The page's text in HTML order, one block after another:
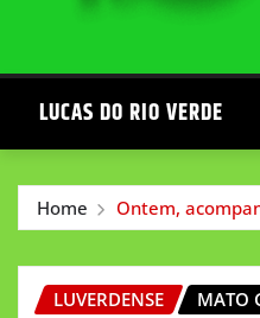
LUCAS DO RIO VERDE
Home Ontem,
LUVERDENSE MATO